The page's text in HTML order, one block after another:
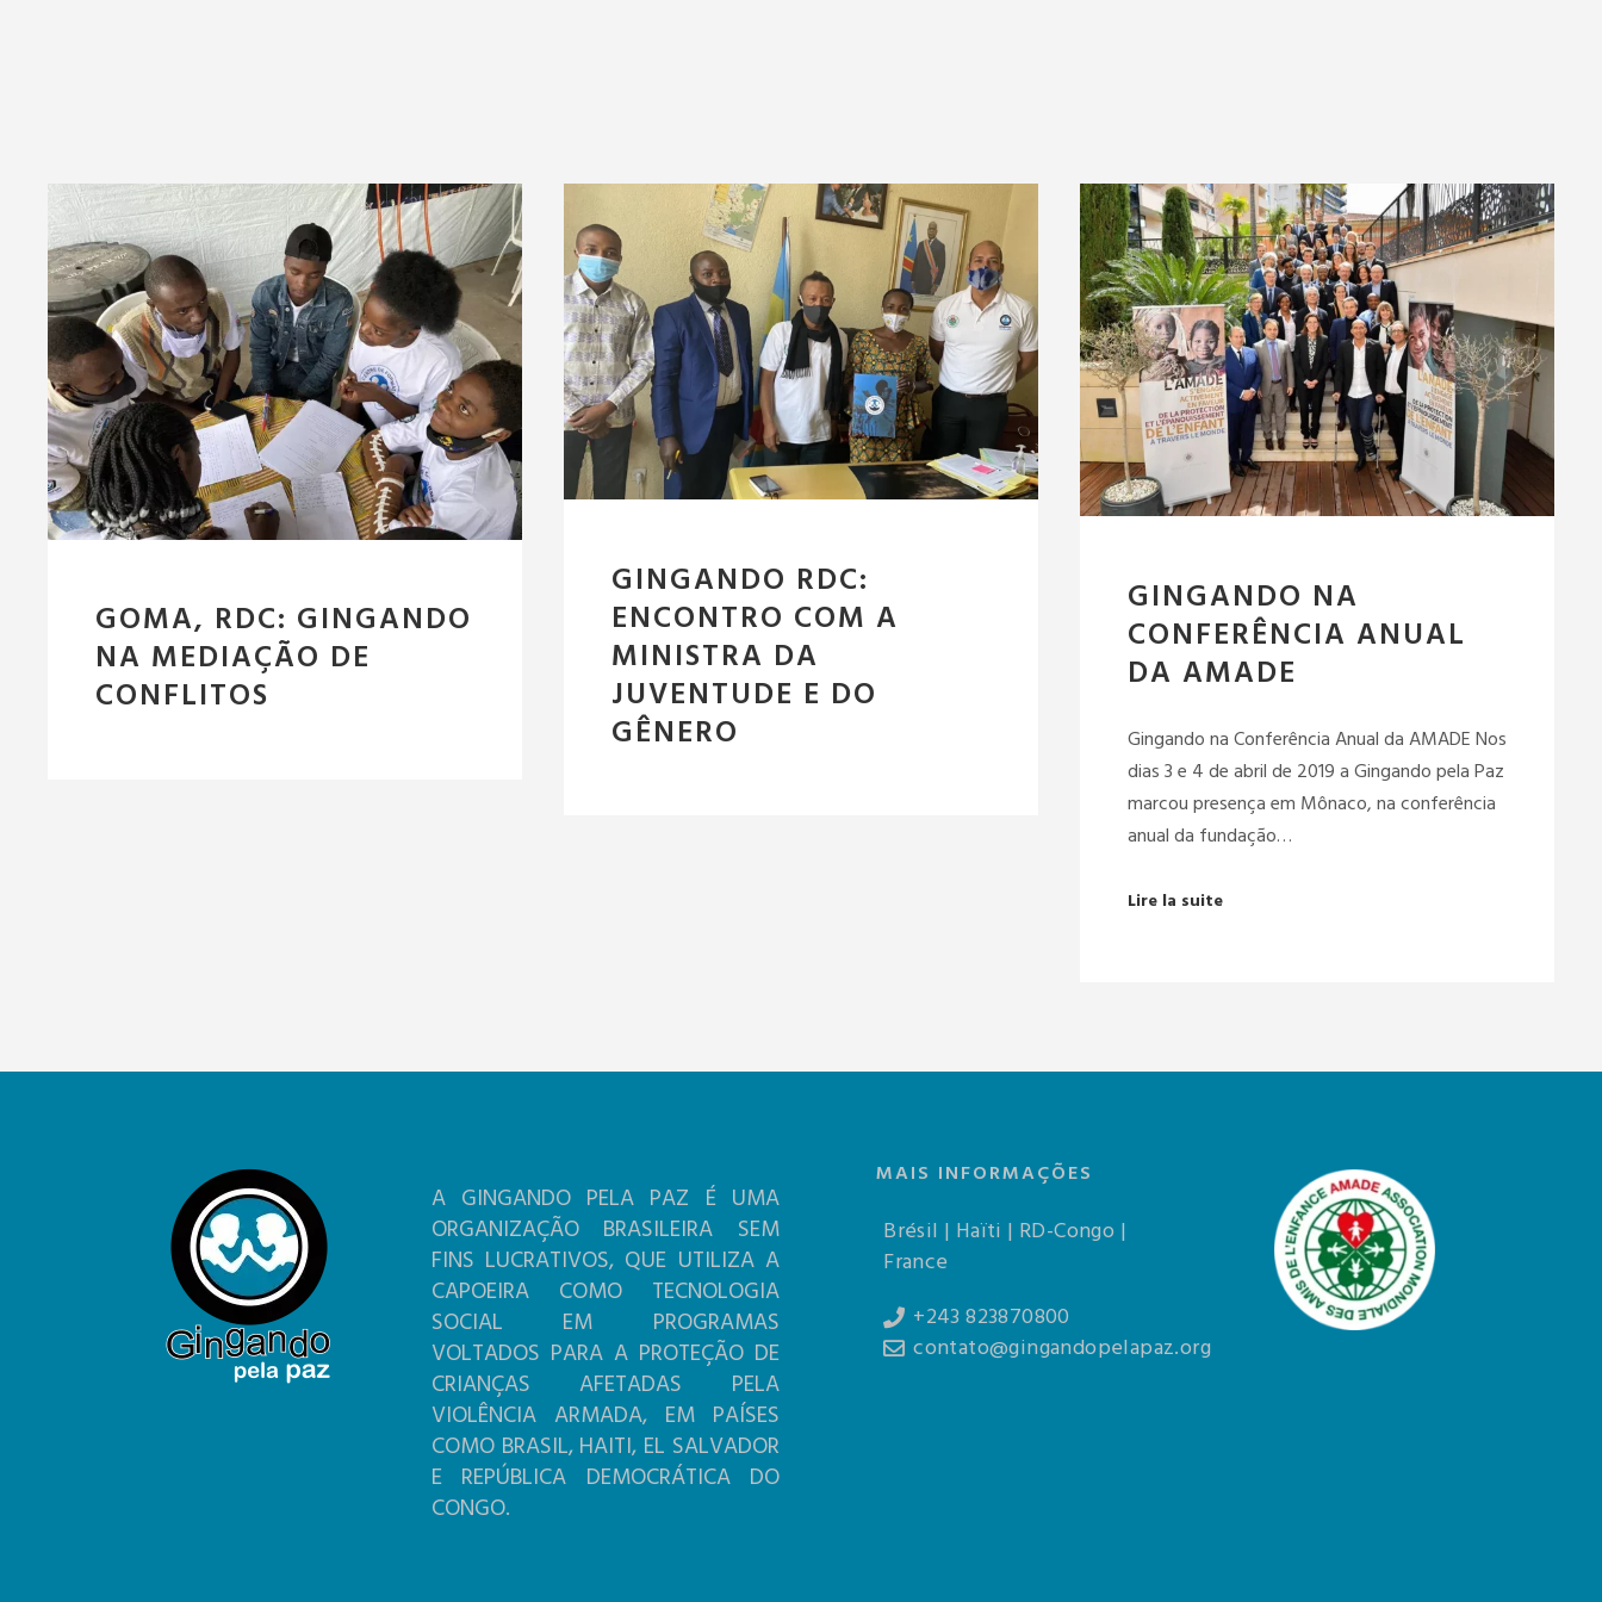
GOMA, RDC: GINGANDO
NA MEDIAÇÃO DE
CONFLITOS
GINGANDO RDC:
ENCONTRO COM A
MINISTRA DA
JUVENTUDE E DO
GÊNERO
GINGANDO NA
CONFERÊNCIA ANUAL
DA AMADE
Gingando na Conferência Anual da AMADE Nos
dias 3 e 4 de abril de 2019 a Gingando pela Paz
marcou presença em Mônaco, na conferência
anual da fundação…
Lire la suite
A GINGANDO PELA PAZ É UMA
ORGANIZAÇÃO BRASILEIRA SEM
FINS LUCRATIVOS, QUE UTILIZA A
CAPOEIRA COMO TECNOLOGIA
SOCIAL EM PROGRAMAS
VOLTADOS PARA A PROTEÇÃO DE
CRIANÇAS AFETADAS PELA
VIOLÊNCIA ARMADA, EM PAÍSES
COMO BRASIL, HAITI, EL SALVADOR
E REPÚBLICA DEMOCRÁTICA DO
CONGO.
MAIS INFORMAÇÕES
Brésil | Haïti | RD-Congo |
France
+243 823870800
contato@gingandopelapaz.org